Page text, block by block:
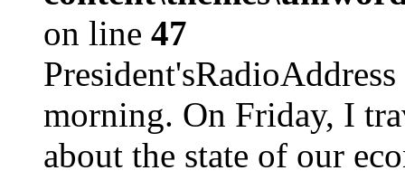
on line 47
morning. On Friday, I
about the state of our